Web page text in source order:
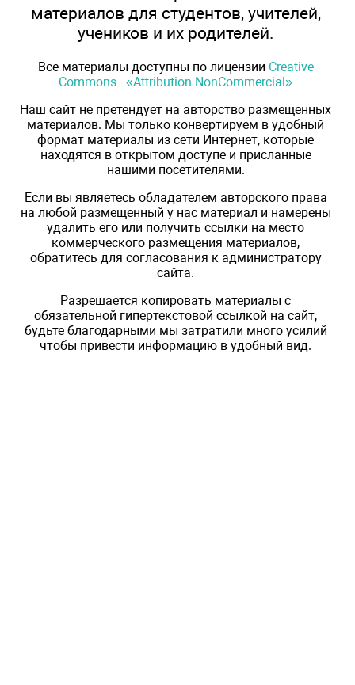
материалов для студентов, учителей,
учеников и их родителей.
Все материалы доступны по лицензии Creative
Commons - «Attribution-NonCommercial»
Наш сайт не претендует на авторство размещенных
материалов. Мы только конвертируем в удобный
формат материалы из сети Интернет, которые
находятся в открытом доступе и присланные
нашими посетителями.
Если вы являетесь обладателем авторского права
на любой размещенный у нас материал и намерены
удалить его или получить ссылки на место
коммерческого размещения материалов,
обратитесь для согласования к администратору
сайта.
Разрешается копировать материалы с
обязательной гипертекстовой ссылкой на сайт,
будьте благодарными мы затратили много усилий
чтобы привести информацию в удобный вид.